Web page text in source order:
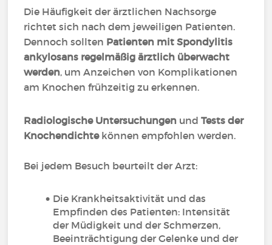
Die Häufigkeit der ärztlichen Nachsorge
richtet sich nach dem jeweiligen Patienten.
Dennoch sollten Patienten mit Spondylitis
ankylosans regelmäßig ärztlich überwacht
werden, um Anzeichen von Komplikationen
am Knochen frühzeitig zu erkennen.
Radiologische Untersuchungen undTests der
Knochendichtekönnen empfohlen werden.
Bei jedem Besuch beurteilt der Arzt:
Die Krankheitsaktivität und das
Empfinden des Patienten: Intensität
der Müdigkeit und der Schmerzen,
Beeinträchtigung der Gelenke und der